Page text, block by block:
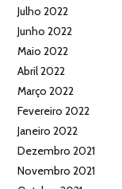
Julho 2022
Junho 2022
Maio 2022
Abril 2022
Março 2022
Fevereiro 2022
Janeiro 2022
Dezembro 2021
Novembro 2021